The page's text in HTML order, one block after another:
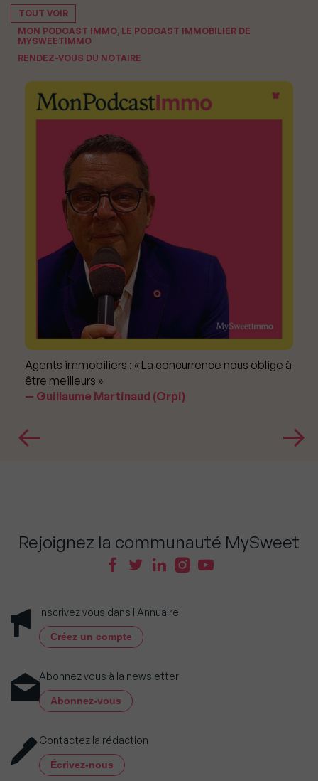
TOUT VOIR
MON PODCAST IMMO, LE PODCAST IMMOBILIER DE
MYSWEETIMMO
RENDEZ-VOUS DU NOTAIRE
Agents immobiliers : « La concurrence nous oblige à
être meilleurs »
Guillaume Martinaud (Orpi)
Rejoignez la communauté MySweet
Inscrivez vous dans l'Annuaire
Créez un compte
Abonnez vous à la newsletter
Abonnez-vous
Contactez la rédaction
Écrivez-nous